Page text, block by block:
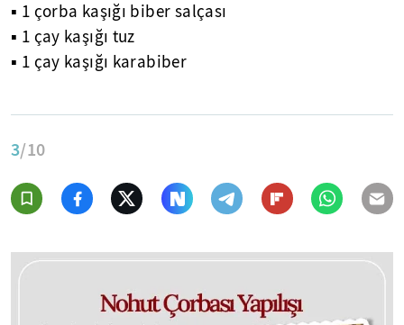
▪ 1 çorba kaşığı biber salçası
▪ 1 çay kaşığı tuz
▪ 1 çay kaşığı karabiber
3/10